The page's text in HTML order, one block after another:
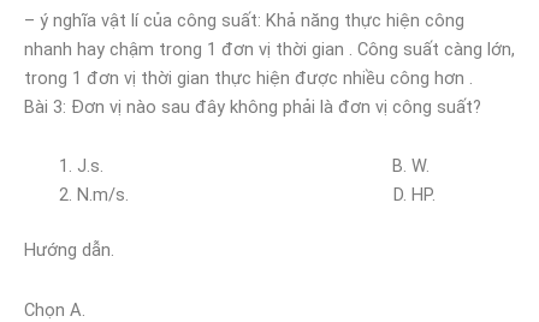
– ý nghĩa vật lí của công suất: Khả năng thực hiện công
nhanh hay chậm trong 1 đơn vị thời gian . Công suất càng lớn,
trong 1 đơn vị thời gian thực hiện được nhiều công hơn .
Bài 3: Đơn vị nào sau đây không phải là đơn vị công suất?
J.s. B. W.
N.m/s. D. HP.
Hướng dẫn.
Chọn A.